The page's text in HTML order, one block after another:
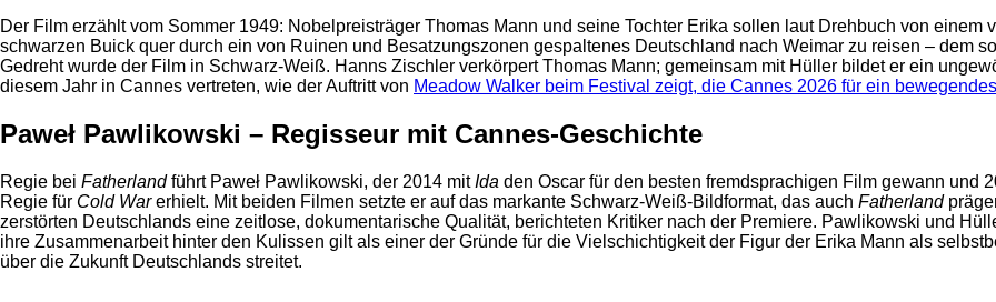
Der Film erzählt vom Sommer 1949: Nobelpreisträger Thomas Mann und seine Tochter Erika sollen laut Drehbuch von
schwarzen Buick quer durch ein von Ruinen und Besatzungszonen gespaltenes Deutschland nach Weimar zu reisen – dem
Gedreht wurde der Film in Schwarz-Weiß. Hanns Zischler verkörpert Thomas Mann; gemeinsam mit Hüller bildet er ein
diesem Jahr in Cannes vertreten, wie der Auftritt von Meadow Walker beim Festival zeigt, die Cannes 2026 für ein
Paweł Pawlikowski – Regisseur mit Cannes-Geschichte
Regie bei Fatherlandführt Paweł Pawlikowski, der 2014 mitIda den Oscar für den besten fremdsprachigen Film gewann und
Regie für Cold Warerhielt. Mit beiden Filmen setzte er auf das markante Schwarz-Weiß-Bildformat, das auch Fatherland
zerstörten Deutschlands eine zeitlose, dokumentarische Qualität, berichteten Kritiker nach der Premiere. Pawlikowski und
ihre Zusammenarbeit hinter den Kulissen gilt als einer der Gründe für die Vielschichtigkeit der Figur der Erika Mann als
über die Zukunft Deutschlands streitet.